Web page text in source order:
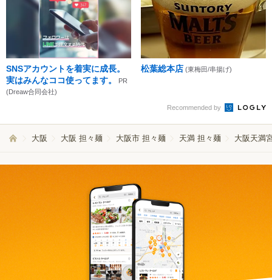
SNSアカウントを着実に成長。
実はみんなココ使ってます。
PR
(Dreaw合同会社)
松葉総本店 (東梅田/串揚げ)
Recommended by
大阪 大阪 担々麺 大阪市 担々麺 天満 担々麺 大阪天満